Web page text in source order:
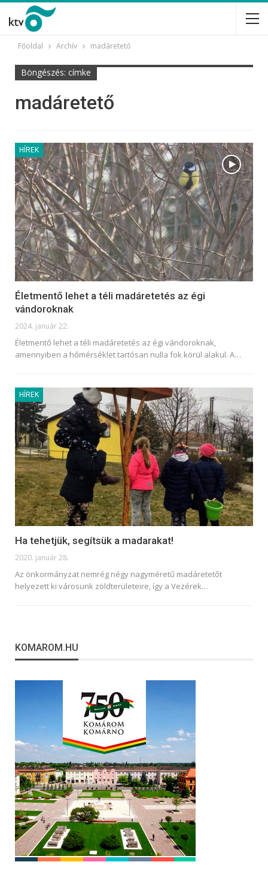
Főoldal Archív madáretető
Böngészés: címke
madáretető
HÍREK
Életmentő lehet a téli madáretetés az égi
vándoroknak
2024. január 22.
Életmentő lehet a téli madáretetés az égi vándoroknak,
amennyiben a hőmérséklet tartósan nulla fok körül alakul. A…
HÍREK
Ha tehetjük, segítsük a madarakat!
2020. január 28.
Az önkormányzat nemrég négy nagyméretű madáretetőt
helyezett ki városunk zöldterületeire, így a Vezérek…
KOMAROM.HU